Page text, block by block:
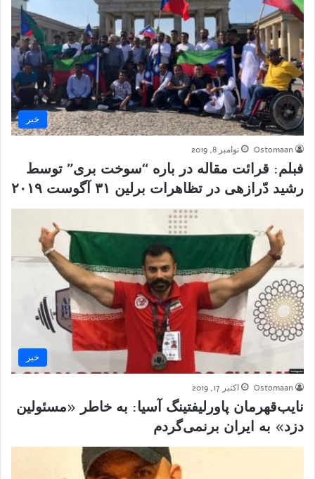
خبر
Ostomaan نوامبر 8, 2019
فبلم: قرائت مقاله در باره “سوخت بری” توسط
رشید دّرازهی در تظاهرات برلین ۳۱ آگوست ۲۰۱۹
خبر
Ostomaan اکتبر 17, 2019
نایب‌قهرمان پاورلیفتینگ آسیا: به خاطر «مسئولین
دزد» به ایران برنمی‌گردم